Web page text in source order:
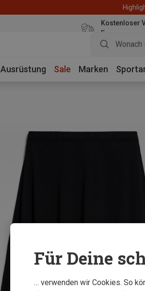
Kostenloser
Euro
Ausrüstung Sale Marken
Für Deine
… verwenden wir Cookies. So